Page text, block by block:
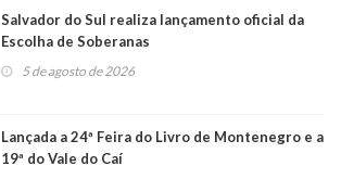
Salvador do Sul realiza lançamento oficial da
Escolha de Soberanas
5 de agosto de 2026
Lançada a 24ª Feira do Livro de Montenegro e a
19ª do Vale do Caí